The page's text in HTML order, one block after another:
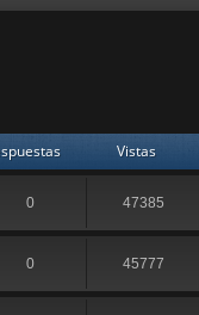
Vistas
0 47385
0 45777